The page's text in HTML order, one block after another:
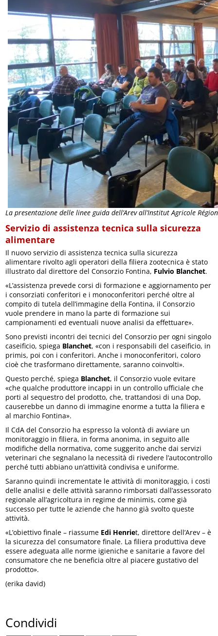
La presentazione delle linee guida dell’Arev all’Institut Agricole
Servizio di assistenza tecnica sulla sicurezza
alimentare
Il nuovo servizio di assistenza tecnica sulla sicurezza
alimentare rivolto agli operatori della filiera zootecnica è stato
illustrato dal direttore del Consorzio Fontina, Fulvio Blanchet.
«L’assistenza prevede corsi di formazione e aggiornamento per
i consorziati conferitori e i monoconferitori perché oltre al
compito di tutela dell’immagine della Fontina, il Consorzio
vuole prendere in mano la parte di formazione sui
campionamenti ed eventuali nuove analisi da effettuare».
Sono previsti incontri dei tecnici del Consorzio per ogni singolo
caseificio, spiega Blanchet, «con i responsabili del caseificio, in
primis, poi con i conferitori. Anche i monoconferitori, coloro
cioè che trasformano direttamente, saranno coinvolti».
Questo perché, spiega Blanchet, il Consorzio vuole evitare
«che qualche produttore incappi in un controllo ufficiale che
porti al sequestro del prodotto, che, trattandosi di una Dop,
causerebbe un danno di immagine enorme a tutta la filiera e
al marchio Fontina».
Il CdA del Consorzio ha espresso la volontà di avviare un
monitoraggio in filiera, in forma anonima, in seguito alle
modifiche della normativa, come suggerito anche dai servizi
veterinari che segnalano la necessità di rivedere l’autocontrollo
perché tutti abbiano un’attività condivisa e uniforme.
Saranno quindi incrementate le attività di monitoraggio, i costi
delle analisi e delle attività saranno rimborsati dall’assessorato
regionale all’agricoltura in regime de minimis, come già
successo per tutte le aziende che hanno già svolto queste
attività.
«L’obiettivo finale – riassume Edi Henriet, direttore dell’Arev – è
la sicurezza del consumatore finale. La filiera produttiva deve
essere adeguata alle norme igieniche e sanitarie a favore del
consumatore che ne beneficia oltre al piacere gustativo del
prodotto».
(erika david)
Condividi